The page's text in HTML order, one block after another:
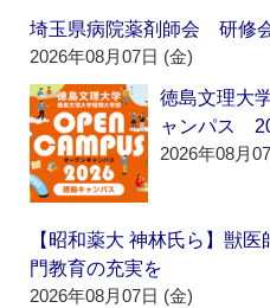
埼玉県病院薬剤師会 研修
2026年08月07日 (金)
徳島文理大
ャンパス
2026年08月
【昭和薬大 神林氏ら】獣
門教育の充実を
2026年08月07日 (金)